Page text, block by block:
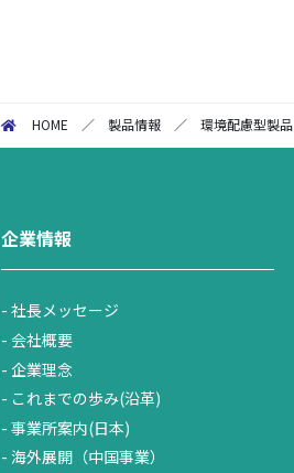
HOME ／製品情報 ／環境配慮型製品
企業情報
社長メッセージ
会社概要
企業理念
これまでの歩み(沿革)
事業所案内(日本)
海外展開（中国事業）